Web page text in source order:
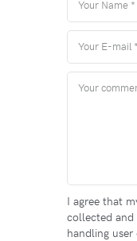
I agree that
collected
handling